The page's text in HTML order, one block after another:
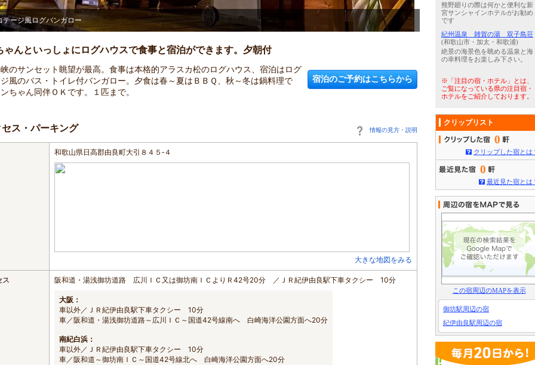
ロント・レストランホール Ｂ／Ｔ付バンガロー室内
ゃんといっしょにログハウスで食事と宿泊ができます。夕朝付
のサンセット眺望が最高。食事は本格的アラスカ松のログハウス、宿泊はログ
風のバス・トイレ付バンガロー。夕食は春～夏はＢＢＱ、秋～冬は鍋料理で
ちゃん同伴ＯＫです。１匹まで。
宿泊のご予約はこちらから
セス・パーキング 情報の見方・説明
和歌山県日高郡由良町大引８４５‐４
大きな地図をみる
ス 阪和道・湯浅御坊道路 広川ＩＣ又は御坊南ＩＣよりＲ42号20分 ／ＪＲ紀伊由良駅下車タクシー 10分
大阪：
車以外／ＪＲ紀伊由良駅下車タクシー 10分
車／阪和道・湯浅御坊道路～広川ＩＣ～国道42号線南へ 白崎海洋公園方面へ20分
南紀白浜：
車以外／ＪＲ紀伊由良駅下車タクシー 10分
車／阪和道～御坊南ＩＣ～国道42号線北へ 白崎海洋公園方面へ20分
熊野廻りの際は何かと便利な新
宮サンシャインホテルがお勧め
です
紀州温泉 雑賀の湯 双子島荘
(和歌山市・加太・和歌浦)
絶景の海景色を眺める温泉と海
の幸料理をお楽しみ下さい。
※「注目の宿・ホテル」とは、
ご覧になっている県の注目宿・
ホテルをご紹介しております。
クリップリスト
0
クリップした宿とは
0
最近見た宿とは
この宿周辺のMAPを表示
御坊駅周辺の宿
紀伊由良駅周辺の宿